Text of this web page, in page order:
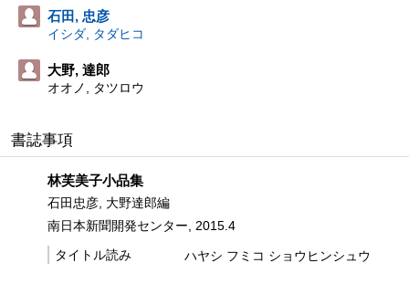
石田, 忠彦
イシダ, タダヒコ
大野, 達郎
オオノ, タツロウ
書誌事項
林芙美子小品集
石田忠彦, 大野達郎編
南日本新聞開発センター, 2015.4
タイトル読み
ハヤシ フミコ ショウヒンシュウ